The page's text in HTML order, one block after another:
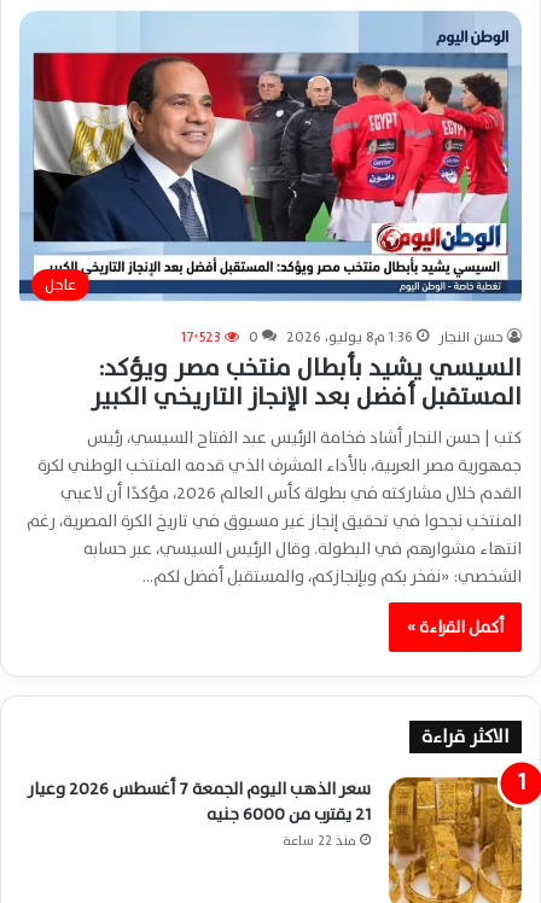
عاجل
حسن النجار 1:36 م8 يوليو، 2026 0 17٬523
السيسي يشيد بأبطال منتخب مصر ويؤكد:
المستقبل أفضل بعد الإنجاز التاريخي الكبير
كتب | حسن النجار أشاد فخامة الرئيس عبد الفتاح السيسي، رئيس
جمهورية مصر العربية، بالأداء المشرف الذي قدمه المنتخب الوطني لكرة
القدم خلال مشاركته في بطولة كأس العالم 2026، مؤكدًا أن لاعبي
المنتخب نجحوا في تحقيق إنجاز غير مسبوق في تاريخ الكرة المصرية، رغم
انتهاء مشوارهم في البطولة. وقال الرئيس السيسي، عبر حسابه
الشخصي: «نفخر بكم وبإنجازكم، والمستقبل أفضل لكم…
أكمل القراءة »
الاكثر قراءة
سعر الذهب اليوم الجمعة 7 أغسطس 2026 وعيار
21 يقترب من 6000 جنيه
منذ 22 ساعة